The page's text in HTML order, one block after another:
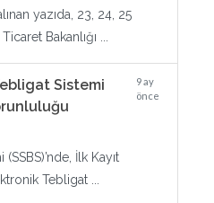
yazıda, 23, 24, 25
Bakanlığı ...
Sistemi
9 ay
önce
İlk Kayıt
Tebligat ...